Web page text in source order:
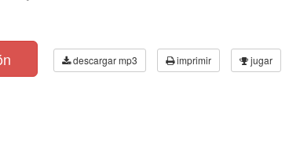
descargar mp3 imprimir jugar